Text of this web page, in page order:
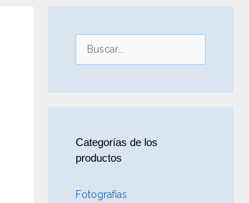
Categorías de los
productos
Fotografías